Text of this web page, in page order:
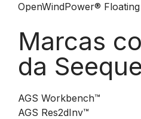
OpenWindPower®
Marcas
da
AGS Workbench™
AGS Res2dInv™